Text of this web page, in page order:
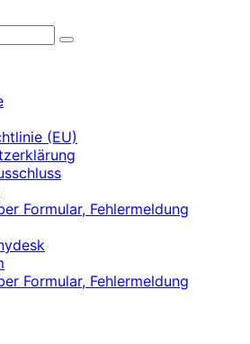
mit Dialyse
(EU)
Formular, Fehlermeldung
Formular, Fehlermeldung